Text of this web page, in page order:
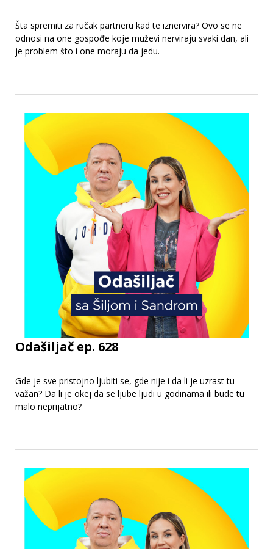
Šta spremiti za ručak partneru kad te iznervira? Ovo se ne
odnosi na one gospođe koje muževi nerviraju svaki dan, ali
je problem što i one moraju da jedu.
Odašiljač ep. 628
Gde je sve pristojno ljubiti se, gde nije i da li je uzrast tu
važan? Da li je okej da se ljube ljudi u godinama ili bude tu
malo neprijatno?